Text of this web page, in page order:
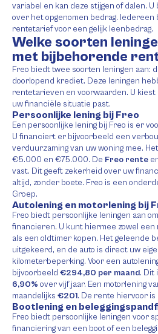
variabel en kan deze stijgen of dalen.
over het opgenomen bedrag. Iedereen
rentetarief voor een gelijk leenbedrag.
Welke soorten
met bijbehorende
Freo biedt twee soorten leningen aan:
doorlopend krediet. Deze leningen
rentetarieven en voorwaarden. U kiest
uw financiële situatie past.
Persoonlijke lening bij Freo
Een persoonlijke lening bij Freo is er
U financiert er bijvoorbeeld een
verduurzaming van uw woning mee.
€5.000 en €75.000. De Freo rente
vast. Dit geeft zekerheid over uw
altijd, zonder boete. Freo is een
Groep.
Autolening en motorlening bij
Freo biedt persoonlijke leningen aan
financieren. U kunt hiermee zowel een
als een oldtimer kopen. Het geleende
uitgekeerd, en de auto is direct uw
kilometerbeperking. Voor een
bijvoorbeeld €294,80 per maand. Dit
6,90% over vijf jaar. Een motorlening
maandelijks €201. De rente hiervoor is
Bootlening en
Freo biedt persoonlijke leningen voor
financiering van een boot of een